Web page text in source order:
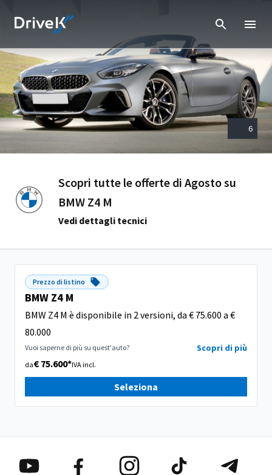
6
Scopri tutte le offerte di Agosto su
BMW Z4 M
Vedi dettagli tecnici
Prezzo di listino
BMW Z4 M
BMW Z4 M è disponibile in 2 versioni, da € 75.600 a €
80.000
Vuoi saperne di più su quest'auto? Scopri di più
da€ 75.600*IVA incl.
Seleziona